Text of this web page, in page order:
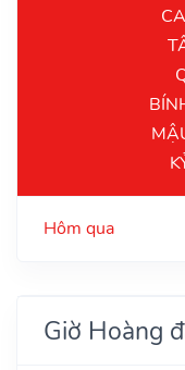
Hôm qua
Giờ Hoàng